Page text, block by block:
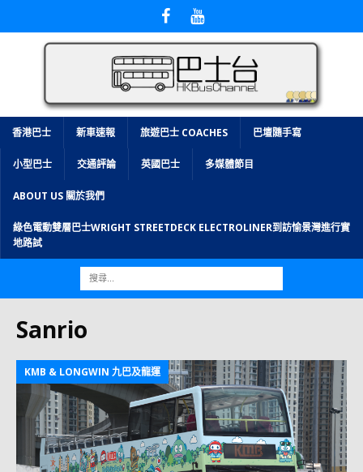
香港巴士 新車速報 旅遊巴士 COACHES 巴壇隨手寫
小型巴士 交通評論 英國巴士 多媒體節目
ABOUT US 關於我們
綠色電動雙層巴士WRIGHT STREETDECK ELECTROLINER到訪愉景灣進行實
地路試
Sanrio
KMB & LONGWIN 九巴及龍運